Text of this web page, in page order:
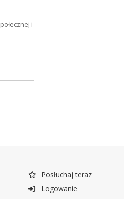
i
Posłuchaj teraz
Logowanie